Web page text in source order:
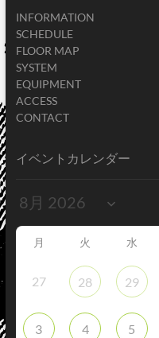
INFORMATION
SCHEDULE
FLOOR MAP
SYSTEM
EQUIPMENT
ACCESS
CONTACT
イベントカレンダー
月 火 水
27 28 29
3 4 5